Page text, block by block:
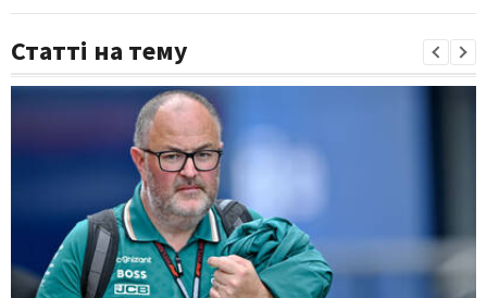
Статті на тему